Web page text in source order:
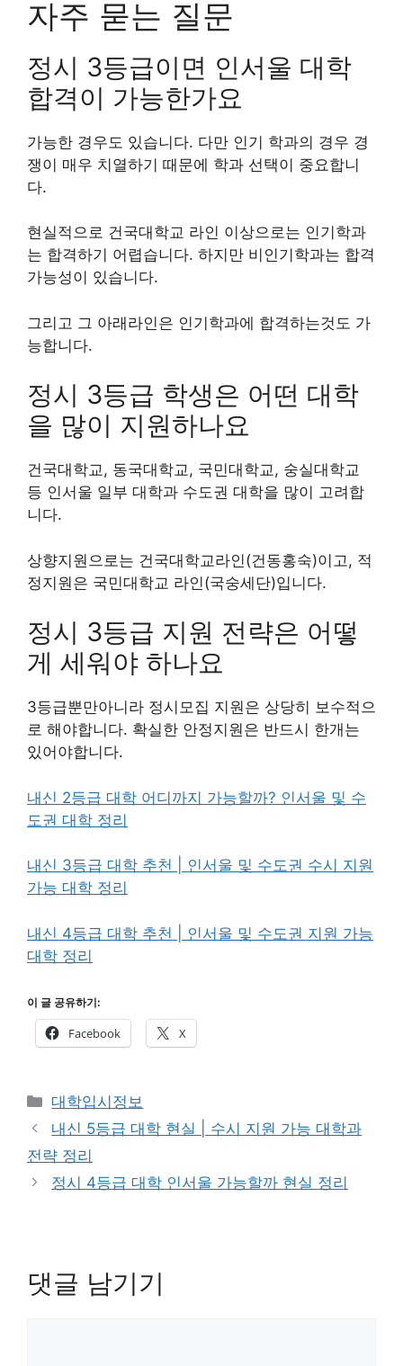
자주 묻는 질문
정시 3등급이면 인서울 대학
합격이 가능한가요
가능한 경우도 있습니다. 다만 인기 학과의 경우 경
쟁이 매우 치열하기 때문에 학과 선택이 중요합니
다.
현실적으로 건국대학교 라인 이상으로는 인기학과
는 합격하기 어렵습니다. 하지만 비인기학과는 합격
가능성이 있습니다.
그리고 그 아래라인은 인기학과에 합격하는것도 가
능합니다.
정시 3등급 학생은 어떤 대학
을 많이 지원하나요
건국대학교, 동국대학교, 국민대학교, 숭실대학교
등 인서울 일부 대학과 수도권 대학을 많이 고려합
니다.
상향지원으로는 건국대학교라인(건동홍숙)이고, 적
정지원은 국민대학교 라인(국숭세단)입니다.
정시 3등급 지원 전략은 어떻
게 세워야 하나요
3등급뿐만아니라 정시모집 지원은 상당히 보수적으
로 해야합니다. 확실한 안정지원은 반드시 한개는
있어야합니다.
내신 2등급 대학 어디까지 가능할까? 인서울 및 수
도권 대학 정리
내신 3등급 대학 추천 | 인서울 및 수도권 수시 지원
가능 대학 정리
내신 4등급 대학 추천 | 인서울 및 수도권 지원 가능
대학 정리
이 글 공유하기:
Facebook X
카
테
리
대학입시정보
내신 5등급 대학 현실 | 수시 지원 가능 대학과
전략 정리
정시 4등급 대학 인서울 가능할까 현실 정리
댓글 남기기